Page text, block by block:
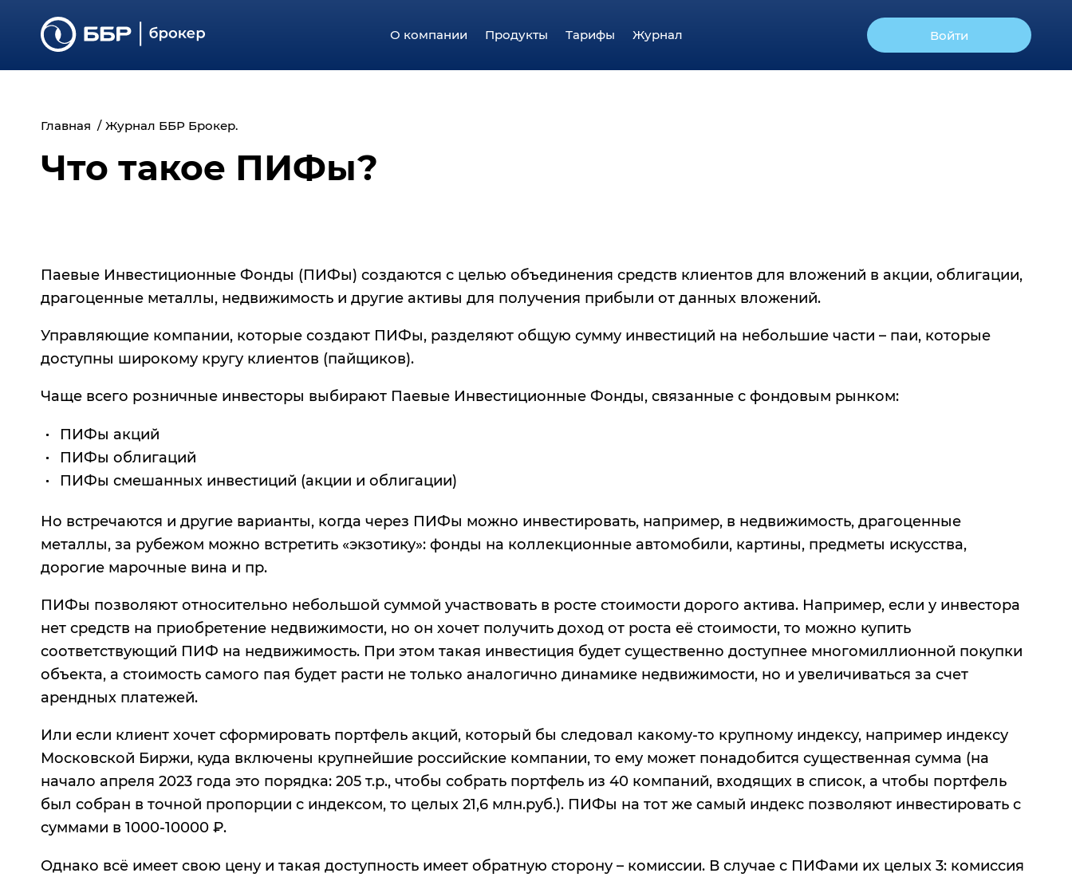
О компании Продукты Тарифы Журнал Войти
Главная Журнал ББР Брокер.
Что такое ПИФы?
Паевые Инвестиционные Фонды (ПИФы) создаются с целью объединения средств клиентов для вложений в акции, облигации,
драгоценные металлы, недвижимость и другие активы для получения прибыли от данных вложений.
Управляющие компании, которые создают ПИФы, разделяют общую сумму инвестиций на небольшие части – паи, которые
доступны широкому кругу клиентов (пайщиков).
Чаще всего розничные инвесторы выбирают Паевые Инвестиционные Фонды, связанные с фондовым рынком:
ПИФы акций
ПИФы облигаций
ПИФы смешанных инвестиций (акции и облигации)
Но встречаются и другие варианты, когда через ПИФы можно инвестировать, например, в недвижимость, драгоценные
металлы, за рубежом можно встретить «экзотику»: фонды на коллекционные автомобили, картины, предметы искусства,
дорогие марочные вина и пр.
ПИФы позволяют относительно небольшой суммой участвовать в росте стоимости дорого актива. Например, если у инвестора
нет средств на приобретение недвижимости, но он хочет получить доход от роста её стоимости, то можно купить
соответствующий ПИФ на недвижимость. При этом такая инвестиция будет существенно доступнее многомиллионной покупки
объекта, а стоимость самого пая будет расти не только аналогично динамике недвижимости, но и увеличиваться за счет
арендных платежей.
Или если клиент хочет сформировать портфель акций, который бы следовал какому-то крупному индексу, например индексу
Московской Биржи, куда включены крупнейшие российские компании, то ему может понадобится существенная сумма (на
начало апреля 2023 года это порядка: 205 т.р., чтобы собрать портфель из 40 компаний, входящих в список, а чтобы портфель
был собран в точной пропорции с индексом, то целых 21,6 млн.руб.). ПИФы на тот же самый индекс позволяют инвестировать с
суммами в 1000-10000 ₽.
Однако всё имеет свою цену и такая доступность имеет обратную сторону – комиссии. В случае с ПИФами их целых 3: комиссия